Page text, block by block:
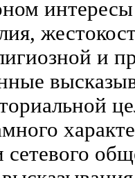
и